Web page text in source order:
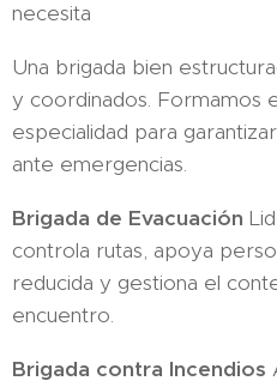
necesita
Una brigada bien
y coordinados. Formamos
especialidad para
ante emergencias.
Brigada de Evacuación
controla rutas, apoya
reducida y gestiona el
encuentro.
Brigada contra Incendios